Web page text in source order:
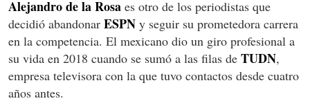
Alejandro de la Rosa es otro de los periodistas que
decidió abandonar ESPN y seguir su prometedora carrera
en la competencia. El mexicano dio un giro profesional a
su vida en 2018 cuando se sumó a las filas de TUDN,
empresa televisora con la que tuvo contactos desde cuatro
años antes.